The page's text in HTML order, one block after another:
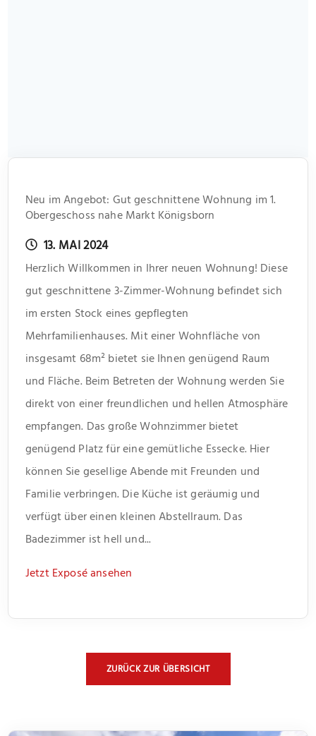
Neu im Angebot: Gut geschnittene Wohnung im 1.
Obergeschoss nahe Markt Königsborn
13. MAI 2024
Herzlich Willkommen in Ihrer neuen Wohnung! Diese
gut geschnittene 3-Zimmer-Wohnung befindet sich
im ersten Stock eines gepflegten
Mehrfamilienhauses. Mit einer Wohnfläche von
insgesamt 68m² bietet sie Ihnen genügend Raum
und Fläche. Beim Betreten der Wohnung werden Sie
direkt von einer freundlichen und hellen Atmosphäre
empfangen. Das große Wohnzimmer bietet
genügend Platz für eine gemütliche Essecke. Hier
können Sie gesellige Abende mit Freunden und
Familie verbringen. Die Küche ist geräumig und
verfügt über einen kleinen Abstellraum. Das
Badezimmer ist hell und...
Jetzt Exposé ansehen
ZURÜCK ZUR ÜBERSICHT